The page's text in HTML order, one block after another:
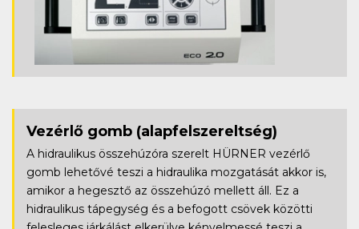
Vezérlő gomb (alapfelszereltség)
A hidraulikus összehúzóra szerelt HÜRNER vezérlő
gomb lehetővé teszi a hidraulika mozgatását akkor is,
amikor a hegesztő az összehúzó mellett áll. Ez a
hidraulikus tápegység és a befogott csövek közötti